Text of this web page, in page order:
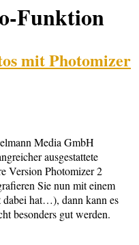
Funktion
mit Photomizer
Media GmbH
ausgestattete
Version Photomizer 2
Sie nun mit einem
dabei hat…), dann kann es
besonders gut werden.